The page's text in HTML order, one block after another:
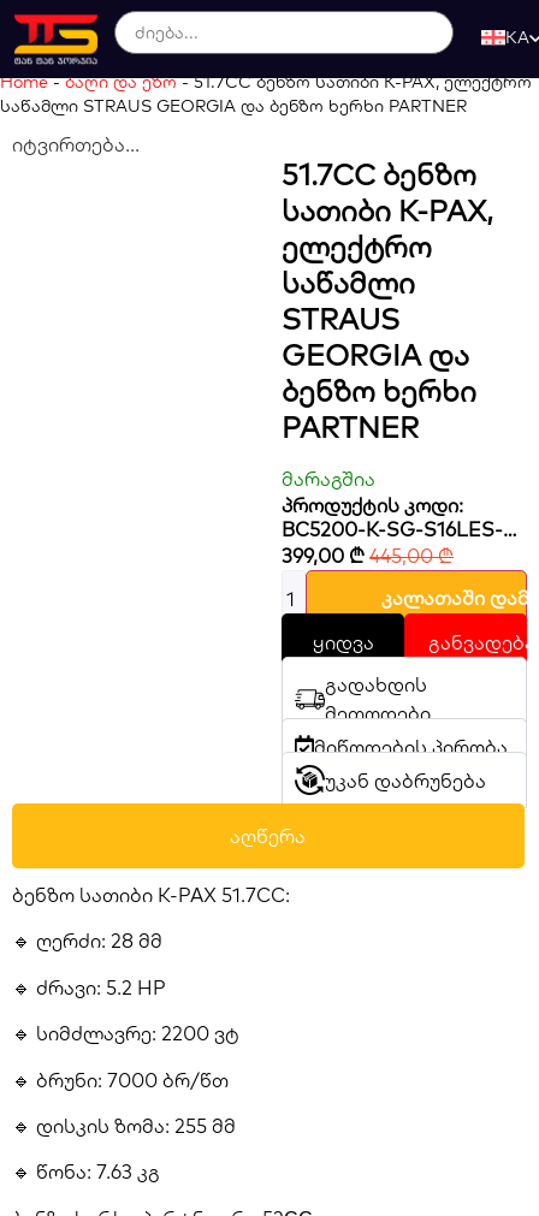
KA
Home-ბაღი და ეზო-51.7CC ბენზო სათიბი K-PAX, ელექტრო
საწამლი STRAUS GEORGIA და ბენზო ხერხი PARTNER
იტვირთება...
51.7CC Ბენზო
Სათიბი K-PAX,
Ელექტრო
Საწამლი
STRAUS
GEORGIA Და
Ბენზო Ხერხი
PARTNER
მარაგშია
პროდუქტის კოდი:
BC5200-K-SG-S16LES-G-
PRT-5200NQ
399,00 ₾ 445,00₾
კალათაში
ყიდვა
განვადება
გადახდის
მეთოდები
მიწოდების პირობა
უკან დაბრუნება
აღწერა
ბენზო სათიბი K-PAX 51.7CC:
🔹 ღერძი: 28 მმ
🔹 ძრავი: 5.2 HP
🔹 სიმძლავრე: 2200 ვტ
🔹 ბრუნი: 7000 ბრ/წთ
🔹 დისკის ზომა: 255 მმ
🔹 წონა: 7.63 კგ